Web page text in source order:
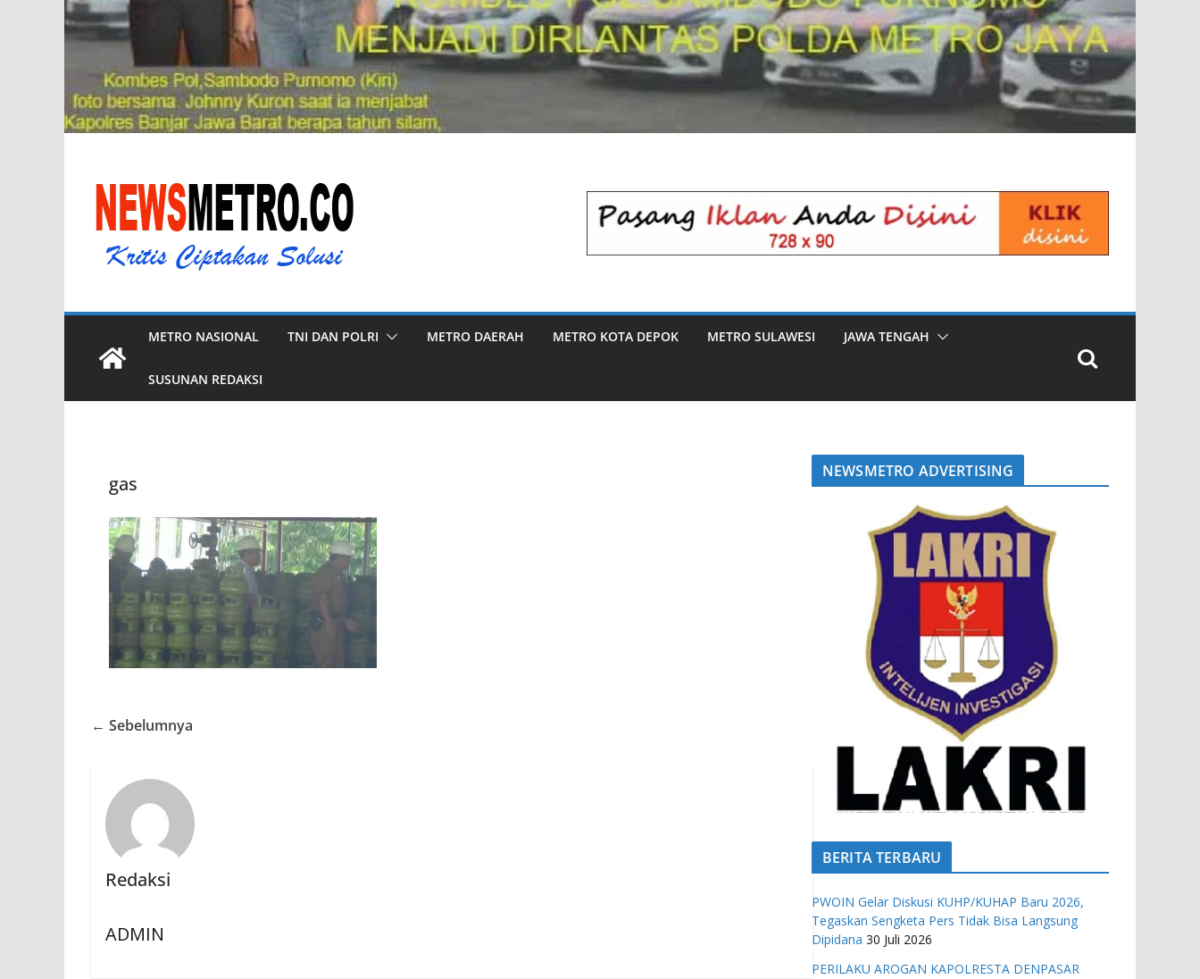
METRO NASIONAL TNI DAN POLRI METRO DAERAH METRO KOTA DEPOK METRO SULAWESI JAWA TENGAH
SUSUNAN REDAKSI
gas
← Sebelumnya
Redaksi
ADMIN
NEWSMETRO ADVERTISING
BERITA TERBARU
PWOIN Gelar Diskusi KUHP/KUHAP Baru 2026,
Tegaskan Sengketa Pers Tidak Bisa Langsung
Dipidana 30 Juli 2026
PERILAKU AROGAN KAPOLRESTA DENPASAR